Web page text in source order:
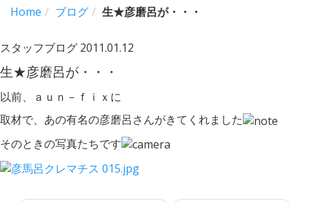
Home ブログ 生★彦磨呂が・・・
スタッフブログ 2011.01.12
生★彦磨呂が・・・
以前、ａｕｎ－ｆｉｘに
取材で、あの有名の彦磨呂さんがきてくれました
そのときの写真たちです